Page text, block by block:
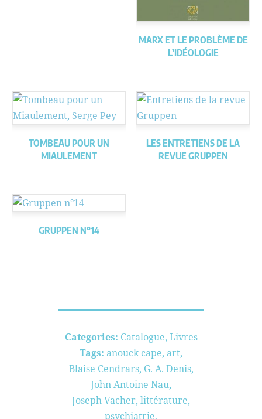
MARX ET LE PROBLÈME DE
L’IDÉOLOGIE
TOMBEAU POUR UN
MIAULEMENT
LES ENTRETIENS DE LA
REVUE GRUPPEN
GRUPPEN N°14
Categories: Catalogue, Livres
Tags: anouck cape, art,
Blaise Cendrars, G. A. Denis,
John Antoine Nau,
Joseph Vacher, littérature,
psychiatrie,